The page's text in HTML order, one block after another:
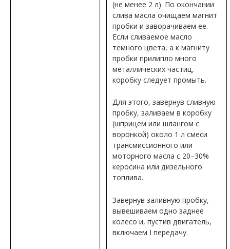
(не менее 2 л). По окончании
слива масла очищаем магнит
пробки и заворачиваем ее.
Если сливаемое масло
темного цвета, а к магниту
пробки прилипло много
металлических частиц,
коробку следует промыть.
Для этого, завернув сливную
пробку, заливаем в коробку
(шприцем или шлангом с
воронкой) около 1 л смеси
трансмиссионного или
моторного масла с 20–30%
керосина или дизельного
топлива.
Завернув заливную пробку,
вывешиваем одно заднее
колесо и, пустив двигатель,
включаем I передачу.